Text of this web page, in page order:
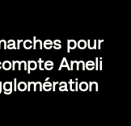
pour
Ameli